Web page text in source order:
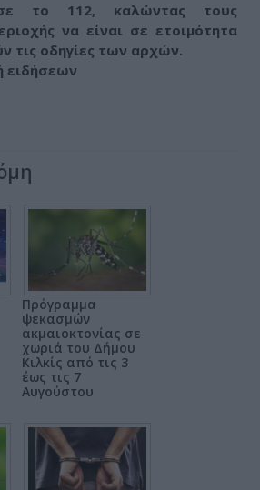
το 112, καλώντας τους
να είναι σε ετοιμότητα
τις οδηγίες των αρχών.
ειδήσεων
Πρόγραμμα
ψεκασμών
ακμαιοκτονίας σε
χωριά του Δήμου
Κιλκίς από τις 3
έως τις 7
Αυγούστου